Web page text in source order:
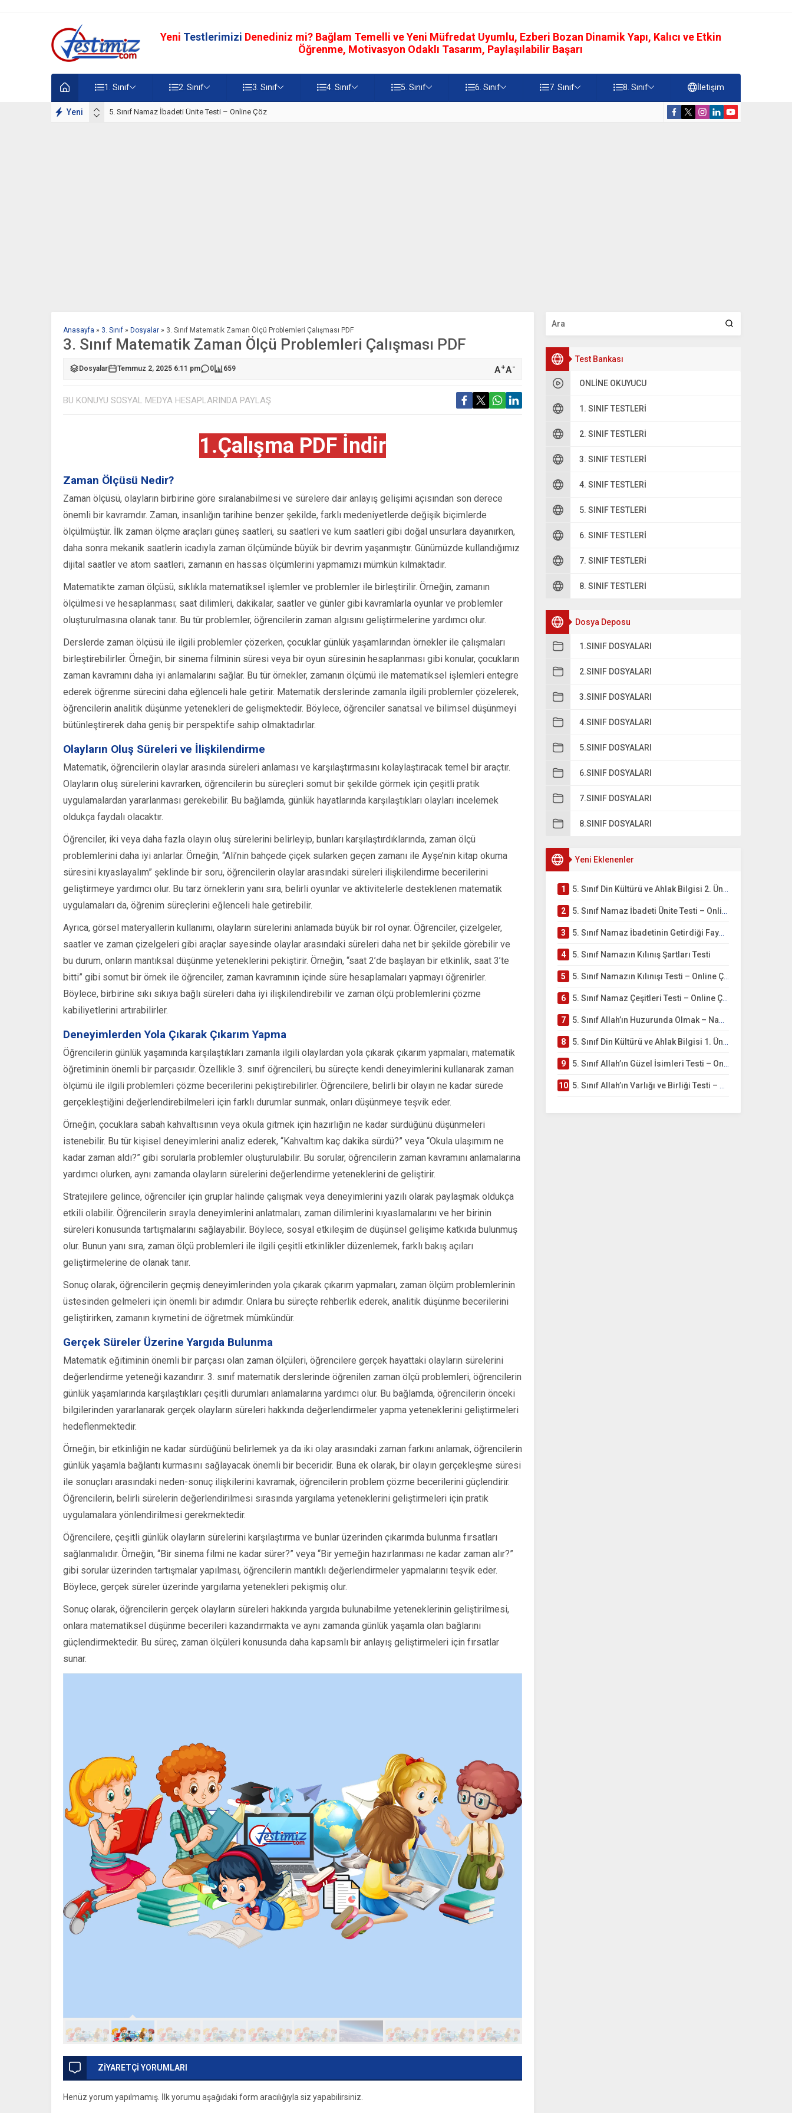
Yeni Testlerimizi Denediniz mi? Bağlam Temelli ve Yeni Müfredat Uyumlu, Ezberi Bozan Dinamik Yapı, Kalıcı ve Etkin
Öğrenme, Motivasyon Odaklı Tasarım, Paylaşılabilir Başarı
1. Sınıf 2. Sınıf 3. Sınıf 4. Sınıf 5. Sınıf 6. Sınıf 7. Sınıf 8. Sınıf İletişim
Yeni 5. Sınıf Namaz İbadeti Ünite Testi – Online Çöz
Test Bankası
ONLINE OKUYUCU
1. SINIF TESTLERI
2. SINIF TESTLERI
3. SINIF TESTLERI
4. SINIF TESTLERI
5. SINIF TESTLERI
6. SINIF TESTLERI
7. SINIF TESTLERI
8. SINIF TESTLERI
Dosya Deposu
1.SINIF DOSYALARI
2.SINIF DOSYALARI
3.SINIF DOSYALARI
4.SINIF DOSYALARI
5.SINIF DOSYALARI
6.SINIF DOSYALARI
7.SINIF DOSYALARI
8.SINIF DOSYALARI
Yeni Eklenenler
1 5. Sınıf Din Kültürü ve Ahlak Bilgisi 2. Ünite: Namaz İbadeti Çalışmaları
2 5. Sınıf Namaz İbadeti Ünite Testi – Online Çöz
3 5. Sınıf Namaz İbadetinin Getirdiği Faydalar Testi
4 5. Sınıf Namazın Kılınış Şartları Testi
5 5. Sınıf Namazın Kılınışı Testi – Online Çöz
6 5. Sınıf Namaz Çeşitleri Testi – Online Çöz
7 5. Sınıf Allah’ın Huzurunda Olmak – Namaz İbadeti Testi
8 5. Sınıf Din Kültürü ve Ahlak Bilgisi 1. Ünite: Allah İnancı Çalışmaları
9 5. Sınıf Allah’ın Güzel İsimleri Testi – Online Çöz
10 5. Sınıf Allah’ın Varlığı ve Birliği Testi – Online Çöz
Anasayfa » 3. Sınıf » Dosyalar » 3. Sınıf Matematik Zaman Ölçü Problemleri Çalışması PDF
3. Sınıf Matematik Zaman Ölçü Problemleri Çalışması PDF
Dosyalar Temmuz 2, 2025 6:11 pm 0 659 A+A-
BU KONUYU SOSYAL MEDYA HESAPLARINDA PAYLAŞ
1.Çalışma PDF İndir
Zaman Ölçüsü Nedir?
Zaman ölçüsü, olayların birbirine göre sıralanabilmesi ve sürelere dair anlayış gelişimi açısından son derece
önemli bir kavramdır. Zaman, insanlığın tarihine benzer şekilde, farklı medeniyetlerde değişik biçimlerde
ölçülmüştür. İlk zaman ölçme araçları güneş saatleri, su saatleri ve kum saatleri gibi doğal unsurlara dayanırken,
daha sonra mekanik saatlerin icadıyla zaman ölçümünde büyük bir devrim yaşanmıştır. Günümüzde kullandığımız
dijital saatler ve atom saatleri, zamanın en hassas ölçümlerini yapmamızı mümkün kılmaktadır.
Matematikte zaman ölçüsü, sıklıkla matematiksel işlemler ve problemler ile birleştirilir. Örneğin, zamanın
ölçülmesi ve hesaplanması; saat dilimleri, dakikalar, saatler ve günler gibi kavramlarla oyunlar ve problemler
oluşturulmasına olanak tanır. Bu tür problemler, öğrencilerin zaman algısını geliştirmelerine yardımcı olur.
Derslerde zaman ölçüsü ile ilgili problemler çözerken, çocuklar günlük yaşamlarından örnekler ile çalışmaları
birleştirebilirler. Örneğin, bir sinema filminin süresi veya bir oyun süresinin hesaplanması gibi konular, çocukların
zaman kavramını daha iyi anlamalarını sağlar. Bu tür örnekler, zamanın ölçümü ile matematiksel işlemleri entegre
ederek öğrenme sürecini daha eğlenceli hale getirir. Matematik derslerinde zamanla ilgili problemler çözelerek,
öğrencilerin analitik düşünme yetenekleri de gelişmektedir. Böylece, öğrenciler sanatsal ve bilimsel düşünmeyi
bütünleştirerek daha geniş bir perspektife sahip olmaktadırlar.
Olayların Oluş Süreleri ve İlişkilendirme
Matematik, öğrencilerin olaylar arasında süreleri anlaması ve karşılaştırmasını kolaylaştıracak temel bir araçtır.
Olayların oluş sürelerini kavrarken, öğrencilerin bu süreçleri somut bir şekilde görmek için çeşitli pratik
uygulamalardan yararlanması gerekebilir. Bu bağlamda, günlük hayatlarında karşılaştıkları olayları incelemek
oldukça faydalı olacaktır.
Öğrenciler, iki veya daha fazla olayın oluş sürelerini belirleyip, bunları karşılaştırdıklarında, zaman ölçü
problemlerini daha iyi anlarlar. Örneğin, “Ali’nin bahçede çiçek sularken geçen zamanı ile Ayşe’nin kitap okuma
süresini kıyaslayalım” şeklinde bir soru, öğrencilerin olaylar arasındaki süreleri ilişkilendirme becerilerini
geliştirmeye yardımcı olur. Bu tarz örneklerin yanı sıra, belirli oyunlar ve aktivitelerle desteklenen matematik
uygulamaları da, öğrenim süreçlerini eğlenceli hale getirebilir.
Ayrıca, görsel materyallerin kullanımı, olayların sürelerini anlamada büyük bir rol oynar. Öğrenciler, çizelgeler,
saatler ve zaman çizelgeleri gibi araçlar sayesinde olaylar arasındaki süreleri daha net bir şekilde görebilir ve
bu durum, onların mantıksal düşünme yeteneklerini pekiştirir. Örneğin, “saat 2’de başlayan bir etkinlik, saat 3’te
bitti” gibi somut bir örnek ile öğrenciler, zaman kavramının içinde süre hesaplamaları yapmayı öğrenirler.
Böylece, birbirine sıkı sıkıya bağlı süreleri daha iyi ilişkilendirebilir ve zaman ölçü problemlerini çözme
kabiliyetlerini artırabilirler.
Deneyimlerden Yola Çıkarak Çıkarım Yapma
Öğrencilerin günlük yaşamında karşılaştıkları zamanla ilgili olaylardan yola çıkarak çıkarım yapmaları, matematik
öğretiminin önemli bir parçasıdır. Özellikle 3. sınıf öğrencileri, bu süreçte kendi deneyimlerini kullanarak zaman
ölçümü ile ilgili problemleri çözme becerilerini pekiştirebilirler. Öğrencilere, belirli bir olayın ne kadar sürede
gerçekleştiğini değerlendirebilmeleri için farklı durumlar sunmak, onları düşünmeye teşvik eder.
Örneğin, çocuklara sabah kahvaltısının veya okula gitmek için hazırlığın ne kadar sürdüğünü düşünmeleri
istenebilir. Bu tür kişisel deneyimlerini analiz ederek, “Kahvaltım kaç dakika sürdü?” veya “Okula ulaşımım ne
kadar zaman aldı?” gibi sorularla problemler oluşturulabilir. Bu sorular, öğrencilerin zaman kavramını anlamalarına
yardımcı olurken, aynı zamanda olayların sürelerini değerlendirme yeteneklerini de geliştirir.
Stratejilere gelince, öğrenciler için gruplar halinde çalışmak veya deneyimlerini yazılı olarak paylaşmak oldukça
etkili olabilir. Öğrencilerin sırayla deneyimlerini anlatmaları, zaman dilimlerini kıyaslamalarını ve her birinin
süreleri konusunda tartışmalarını sağlayabilir. Böylece, sosyal etkileşim de düşünsel gelişime katkıda bulunmuş
olur. Bunun yanı sıra, zaman ölçü problemleri ile ilgili çeşitli etkinlikler düzenlemek, farklı bakış açıları
geliştirmelerine de olanak tanır.
Sonuç olarak, öğrencilerin geçmiş deneyimlerinden yola çıkarak çıkarım yapmaları, zaman ölçüm problemlerinin
üstesinden gelmeleri için önemli bir adımdır. Onlara bu süreçte rehberlik ederek, analitik düşünme becerilerini
geliştirirken, zamanın kıymetini de öğretmek mümkündür.
Gerçek Süreler Üzerine Yargıda Bulunma
Matematik eğitiminin önemli bir parçası olan zaman ölçüleri, öğrencilere gerçek hayattaki olayların sürelerini
değerlendirme yeteneği kazandırır. 3. sınıf matematik derslerinde öğrenilen zaman ölçü problemleri, öğrencilerin
günlük yaşamlarında karşılaştıkları çeşitli durumları anlamalarına yardımcı olur. Bu bağlamda, öğrencilerin önceki
bilgilerinden yararlanarak gerçek olayların süreleri hakkında değerlendirmeler yapma yeteneklerini geliştirmeleri
hedeflenmektedir.
Örneğin, bir etkinliğin ne kadar sürdüğünü belirlemek ya da iki olay arasındaki zaman farkını anlamak, öğrencilerin
günlük yaşamla bağlantı kurmasını sağlayacak önemli bir beceridir. Buna ek olarak, bir olayın gerçekleşme süresi
ile sonuçları arasındaki neden-sonuç ilişkilerini kavramak, öğrencilerin problem çözme becerilerini güçlendirir.
Öğrencilerin, belirli sürelerin değerlendirilmesi sırasında yargılama yeteneklerini geliştirmeleri için pratik
uygulamalara yönlendirilmesi gerekmektedir.
Öğrencilere, çeşitli günlük olayların sürelerini karşılaştırma ve bunlar üzerinden çıkarımda bulunma fırsatları
sağlanmalıdır. Örneğin, “Bir sinema filmi ne kadar sürer?” veya “Bir yemeğin hazırlanması ne kadar zaman alır?”
gibi sorular üzerinden tartışmalar yapılması, öğrencilerin mantıklı değerlendirmeler yapmalarını teşvik eder.
Böylece, gerçek süreler üzerinde yargılama yetenekleri pekişmiş olur.
Sonuç olarak, öğrencilerin gerçek olayların süreleri hakkında yargıda bulunabilme yeteneklerinin geliştirilmesi,
onlara matematiksel düşünme becerileri kazandırmakta ve aynı zamanda günlük yaşamla olan bağlarını
güçlendirmektedir. Bu süreç, zaman ölçüleri konusunda daha kapsamlı bir anlayış geliştirmeleri için fırsatlar
sunar.
ZİYARETÇİ YORUMLARI
Henüz yorum yapılmamış. İlk yorumu aşağıdaki form aracılığıyla siz yapabilirsiniz.